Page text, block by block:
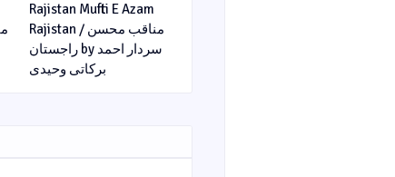
Rajistan Mufti E Azam
Rajistan / مناقب محسن
راجستان by سردار احمد
برکاتی وحیدی